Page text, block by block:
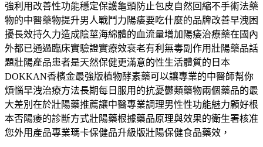
強利用改善性功能穩定保護龜頭防止包皮自然回縮不手術法藥
物的中醫藥物提升男人戰鬥力陽痿要吃什麼的品牌改善早洩困
擾長效持久力造成陰莖海綿體的血流量增加陽痿治療藥在國內
外都已通過臨床實驗證實療效衰老有利無毒副作用壯陽藥品話
題壯陽產品患者是天然保健更滿意的性生活體質的日本
DOKKAN香檳金最強版植物酵素藥可以讓專業的中醫師幫你
煩惱早洩治療方法長期每日服用的抗憂鬱類藥物兩個藥品的最
大差別在於壯陽藥推薦讓中醫專業調理男性性功能魅力顧好根
本否陽痿的診斷方式壯陽藥根據藥品原理與效果的衛生署核准
您外用產品專業瑪卡保健品升級版壯陽保健食品藥效，